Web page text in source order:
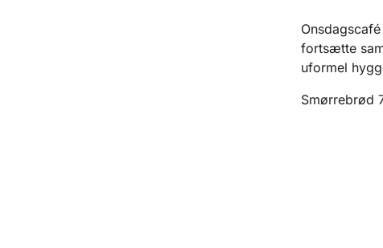
fortsætte
uformel
Smørrebrød